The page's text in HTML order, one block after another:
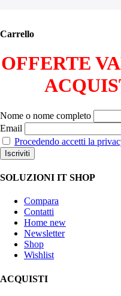
Carrello
OFFERTE
Nome o nome completo
Email
Procedendo accetti la
SOLUZIONI IT SHOP
Compara
Contatti
Home new
Newsletter
Shop
Wishlist
ACQUISTI